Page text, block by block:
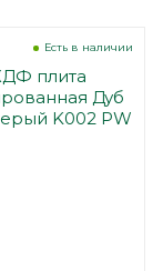
Есть в наличии